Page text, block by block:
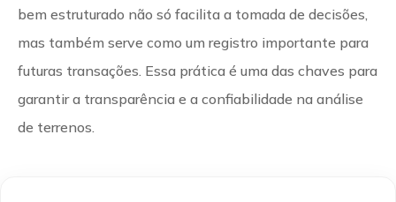
bem estruturado não só facilita a tomada de decisões,
mas também serve como um registro importante para
futuras transações. Essa prática é uma das chaves para
garantir a transparência e a confiabilidade na análise
de terrenos.